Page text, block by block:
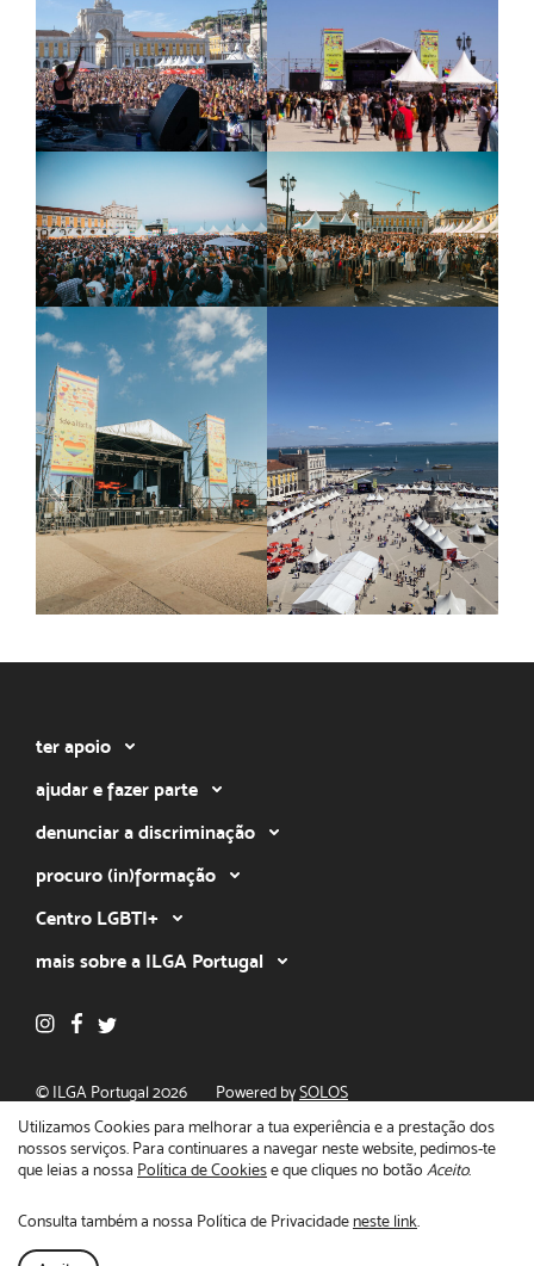
Utilizamos Cookies para melhorar a tua experiência e a prestação dos
nossos serviços. Para continuares a navegar neste website, pedimos-te
que leias a nossa Política de Cookiese que cliques no botão Aceito.
Consulta também a nossa Política de Privacidadeneste link
ter apoio
ajudar e fazer parte
denunciar a discriminação
procuro (in)formação
Centro LGBTI+
mais sobre a ILGA Portugal
© ILGA Portugal 2026 Powered bySOLOS
Política de privacidade